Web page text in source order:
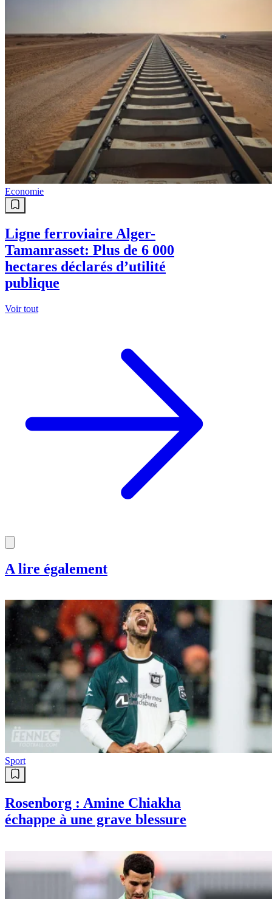
Economie
Ligne ferroviaire Alger-
Tamanrasset: Plus de 6 000
hectares déclarés d’utilité
publique
Voir tout
A lire également
Sport
Rosenborg : Amine Chiakha
échappe à une grave blessure